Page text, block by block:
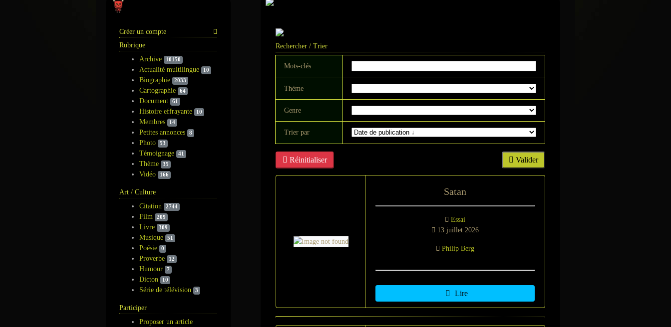
Créer un compte
Rubrique
Archive
10150
Actualité multilingue 10
Biographie 2033
Cartographie 64
Document 61
Histoire effrayante 10
Membres 14
Petites annonces 8
Photo 53
Témoignage 41
Thème 35
Vidéo 166
Art / Culture
Citation
2744
Film 209
Livre 309
Musique 51
Poésie 0
Proverbe 12
Humour 7
Dicton 10
Série de télévision 3
Participer
Proposer un article
Rechercher / Trier
Mots-clés
Thème
Genre
Trier par
Valider
Réinitialiser
Satan
Essai
13 juillet 2026
Philip Berg
Lire